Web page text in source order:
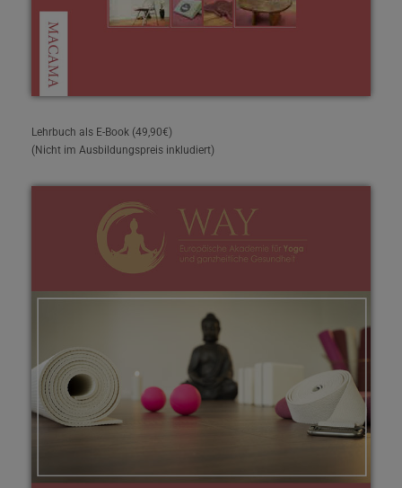
Lehrbuch als E-Book (49,90€)
(Nicht im Ausbildungspreis inkludiert)